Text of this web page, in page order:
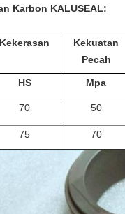
Karbon KALUSEAL:
Kekerasan
Kekuatan
Pecah
HS Mpa
70 50
75 70